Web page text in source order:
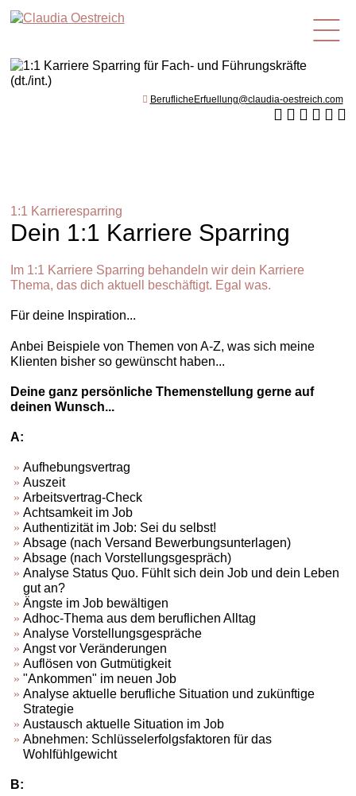
de
BeruflicheErfuellung@claudia-oestreich.com
1:1 Karrieresparring
Dein 1:1 Karriere Sparring
Im 1:1 Karriere Sparring behandeln wir dein Karriere
Thema, das dich aktuell beschäftigt. Egal was.
Für deine Inspiration...
Anbei Beispiele von Themen von A-Z, was sich meine
Klienten bisher so gewünscht haben...
Deine ganz persönliche Themenstellung gerne auf
deinen Wunsch...
A:
Aufhebungsvertrag
Auszeit
Arbeitsvertrag-Check
Achtsamkeit im Job
Authentizität im Job: Sei du selbst!
Absage (nach Versand Bewerbungsunterlagen)
Absage (nach Vorstellungsgespräch)
Analyse Status Quo. Fühlt sich dein Job und dein Leben
gut an?
Ängste im Job bewältigen
Adhoc-Thema aus dem beruflichen Alltag
Analyse Vorstellungsgespräche
Angst vor Veränderungen
Auflösen von Gutmütigkeit
"Ankommen" im neuen Job
Analyse aktuelle berufliche Situation und zukünftige
Strategie
Austausch aktuelle Situation im Job
Abnehmen: Schlüsselerfolgsfaktoren für das
Wohlfühlgewicht
B: